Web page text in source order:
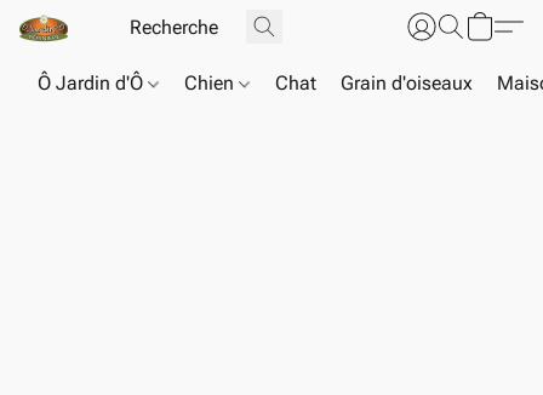
Ô Jardin d'Ô Chien Chat Grain d'oiseaux